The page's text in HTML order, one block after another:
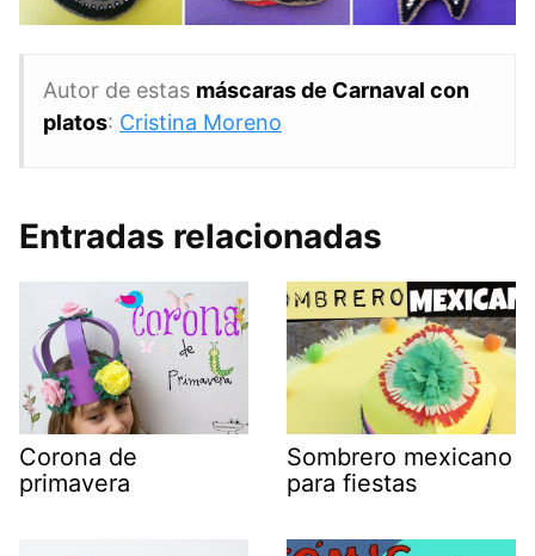
Autor de estas máscaras de Carnaval con
platos: Cristina Moreno
Entradas relacionadas
Corona de
primavera
Sombrero mexicano
para fiestas